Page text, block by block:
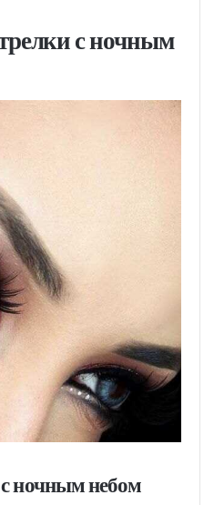
с ночным
ночным небом